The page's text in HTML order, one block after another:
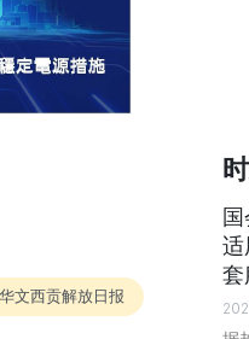
文西贡解放日报
适
套